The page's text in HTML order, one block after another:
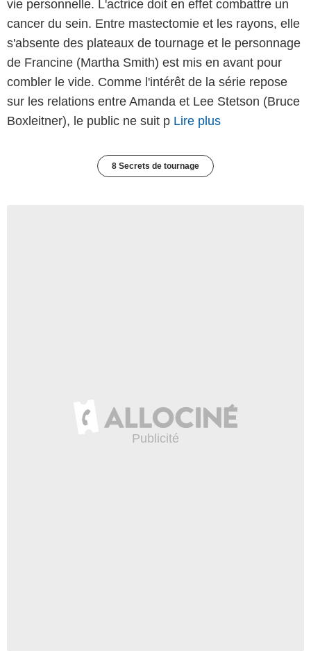
vie personnelle. L'actrice doit en effet combattre un
cancer du sein. Entre mastectomie et les rayons, elle
s'absente des plateaux de tournage et le personnage
de Francine (Martha Smith) est mis en avant pour
combler le vide. Comme l'intérêt de la série repose
sur les relations entre Amanda et Lee Stetson (Bruce
Boxleitner), le public ne suit p Lire plus
8 Secrets de tournage